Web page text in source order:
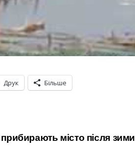
Друк Більше
місто після зими